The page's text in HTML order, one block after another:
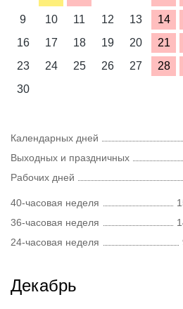
9
10 11 12 13 14
16
17 18 19 20 21
23
24 25 26 27 28
30
Календарных дней
Выходных и праздничных
Рабочих дней
40-часовая неделя
36-часовая неделя
24-часовая неделя
Декабрь